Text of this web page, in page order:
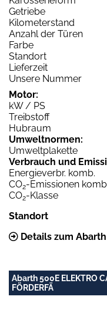
Getriebe
Kilometerstand
Anzahl der Türen
Farbe
Standort
Lieferzeit
Unsere Nummer
Motor:
kW / PS
Treibstoff
Hubraum
Umweltnormen:
Umweltplakette
Verbrauch und
Energieverbr. komb.
CO2-Emissionen
CO2-Klasse
Standort
Details zum
Abarth 500E ELEKTRO
FÖRDERFÄ